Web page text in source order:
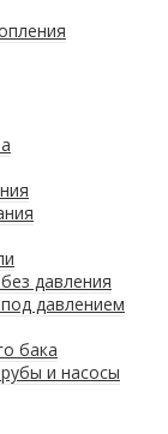
давления
давлением
бака
и насосы